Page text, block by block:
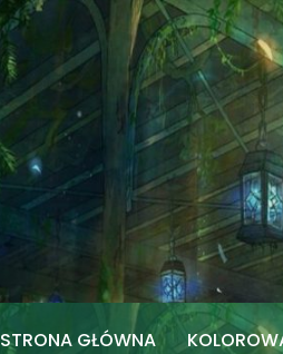
STRONA GŁÓWNA